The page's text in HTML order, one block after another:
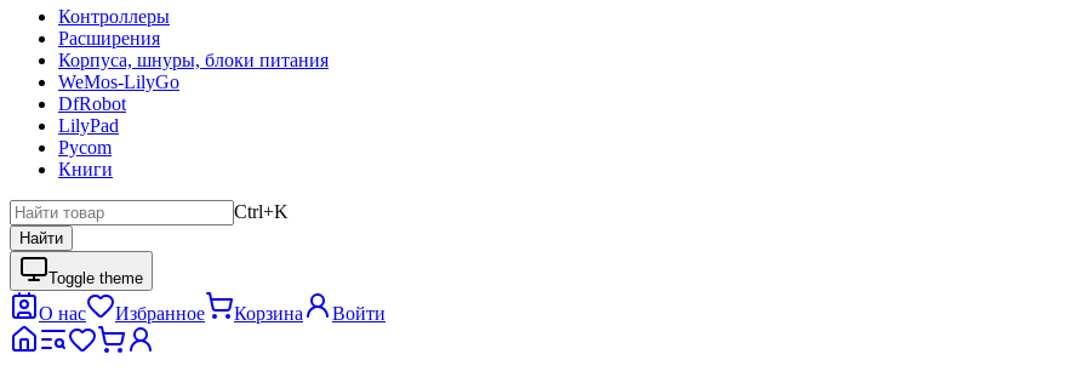
Контроллеры
Расширения
Корпуса, шнуры, блоки питания
WeMos-LilyGo
DfRobot
LilyPad
Pycom
Книги
Ctrl+K
Найти
Toggle theme
О нас Избранное Корзина Войти